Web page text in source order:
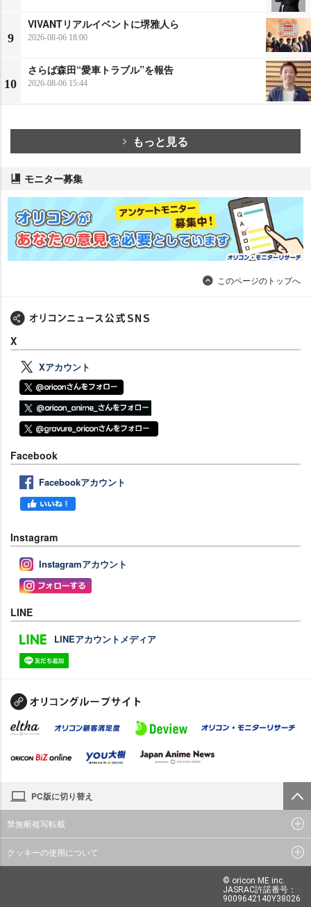
9
VIVANTリアルイベントに堺雅人ら
2026-08-06 18:00
10
さらば森田“愛車トラブル”を報告
2026-08-06 15:44
もっと見る
モニター募集
このページのトップへ
X
Xアカウント
Facebook
Facebookアカウント
Instagram
Instagramアカウント
LINE
LINEアカウントメディア
PC版に切り替え
禁無断複写転載
クッキーの使用について
© oricon ME inc.
JASRAC許諾番号：
9009642140Y38026